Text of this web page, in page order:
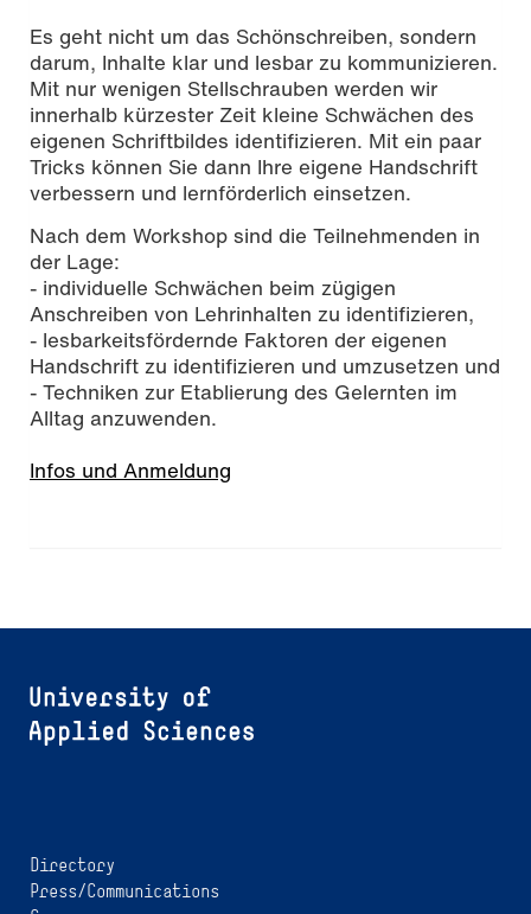
Es geht nicht um das Schönschreiben, sondern
darum, Inhalte klar und lesbar zu kommunizieren.
Mit nur wenigen Stellschrauben werden wir
innerhalb kürzester Zeit kleine Schwächen des
eigenen Schriftbildes identifizieren. Mit ein paar
Tricks können Sie dann Ihre eigene Handschrift
verbessern und lernförderlich einsetzen.
Nach dem Workshop sind die Teilnehmenden in
der Lage:
- individuelle Schwächen beim zügigen
Anschreiben von Lehrinhalten zu identifizieren,
- lesbarkeitsfördernde Faktoren der eigenen
Handschrift zu identifizieren und umzusetzen und
- Techniken zur Etablierung des Gelernten im
Alltag anzuwenden.
Infos und Anmeldung
Directory
Press/Communications